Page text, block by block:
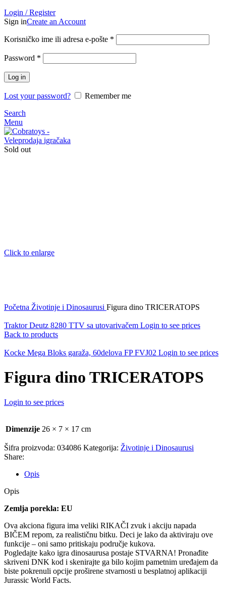
Login / Register
Sign inCreate an Account
Korisničko ime ili adresa e-pošte *
Password *
Log in
Lost your password?
Remember me
Search
Menu
Sold out
Click to enlarge
Početna Životinje i Dinosaurusi Figura dino TRICERATOPS
Traktor Deutz 8280 TTV sa utovarivačem Login to see prices
Back to products
Kocke Mega Bloks garaža, 60delova FP FVJ02 Login to see prices
Figura dino TRICERATOPS
Login to see prices
Dimenzije 26 × 7 × 17 cm
Šifra proizvoda: 034086 Kategorija: Životinje i Dinosaurusi
Share:
Opis
Opis
Zemlja porekla: EU
Ova akciona figura ima veliki RIKAČI zvuk i akciju napada
BIČEM repom, za realističnu bitku. Deci je lako da aktiviraju ove
funkcije – oni samo pritiskaju područje kukova.
Pogledajte kako igra dinosaurusa postaje STVARNA! Pronađite
skriveni DNK kod i skenirajte ga bilo kojim pametnim uređajem da
biste pokrenuli opcije proširene stvarnosti u besplatnoj aplikaciji
Jurassic World Facts.